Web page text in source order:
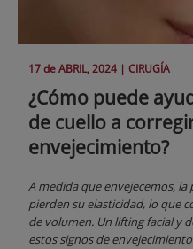
17 deABRIL, 2024 | CIRUGÍA
¿Cómo puede
de cuello a
envejecimiento?
A medida que envejecemos,
pierden su elasticidad, lo que
de volumen. Un lifting facial y
estos signos de envejecimiento